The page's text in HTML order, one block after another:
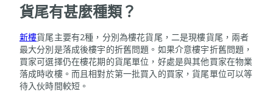
貨尾有甚麼種類？
新樓貨尾主要有2種，分別為樓花貨尾，二是現樓貨尾，兩者
最大分別是落成後樓宇的折舊問題。如果介意樓宇折舊問題，
買家可選擇仍在樓花期的貨尾單位，好處是與其他買家在物業
落成時收樓。而且相對於第一批買入的買家，貨尾單位可以等
待入伙時間較短。